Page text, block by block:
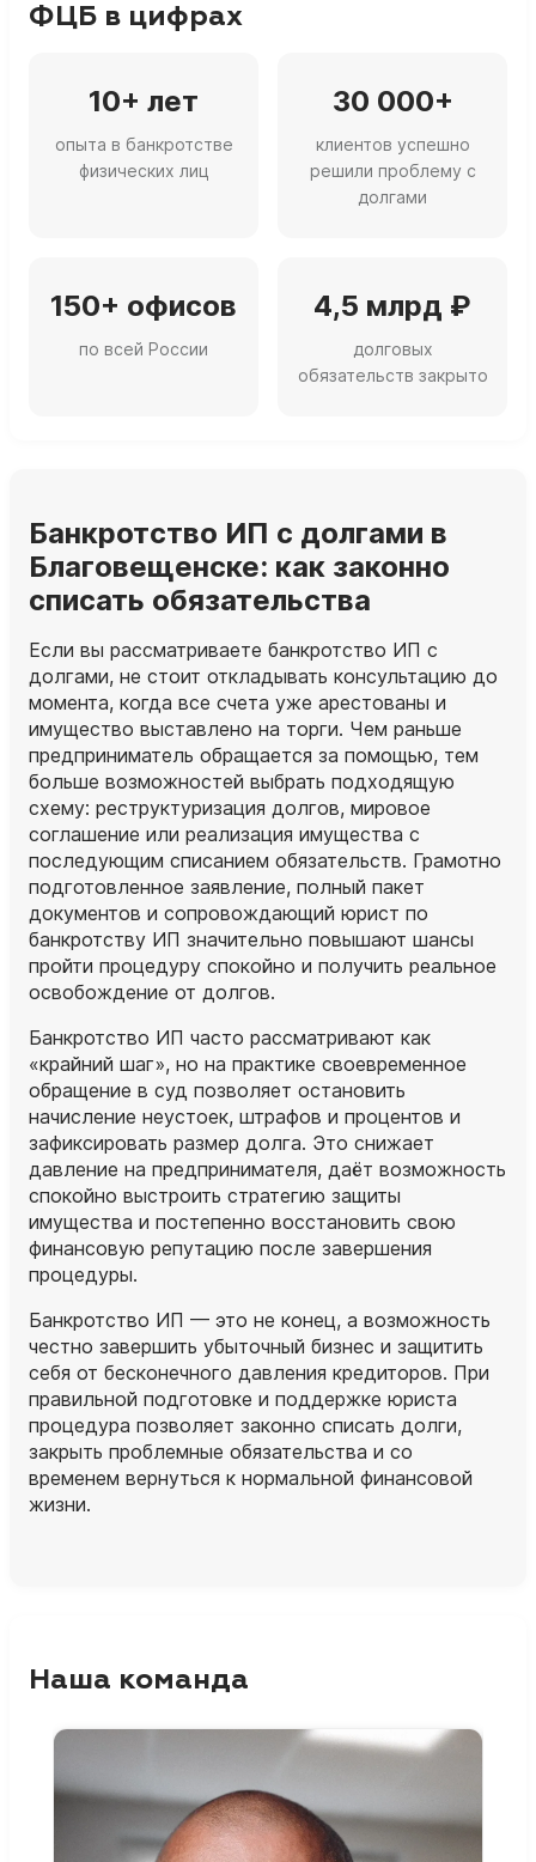
ФЦБ в цифрах
10+ лет
опыта в банкротстве
физических лиц
30 000+
клиентов успешно
решили проблему с
долгами
150+ офисов
по всей России
4,5 млрд ₽
долговых
обязательств закрыто
Банкротство ИП с долгами в
Благовещенске: как законно
списать обязательства
Если вы рассматриваете банкротство ИП с
долгами, не стоит откладывать консультацию до
момента, когда все счета уже арестованы и
имущество выставлено на торги. Чем раньше
предприниматель обращается за помощью, тем
больше возможностей выбрать подходящую
схему: реструктуризация долгов, мировое
соглашение или реализация имущества с
последующим списанием обязательств. Грамотно
подготовленное заявление, полный пакет
документов и сопровождающий юрист по
банкротству ИП значительно повышают шансы
пройти процедуру спокойно и получить реальное
освобождение от долгов.
Банкротство ИП часто рассматривают как
«крайний шаг», но на практике своевременное
обращение в суд позволяет остановить
начисление неустоек, штрафов и процентов и
зафиксировать размер долга. Это снижает
давление на предпринимателя, даёт возможность
спокойно выстроить стратегию защиты
имущества и постепенно восстановить свою
финансовую репутацию после завершения
процедуры.
Банкротство ИП — это не конец, а возможность
честно завершить убыточный бизнес и защитить
себя от бесконечного давления кредиторов. При
правильной подготовке и поддержке юриста
процедура позволяет законно списать долги,
закрыть проблемные обязательства и со
временем вернуться к нормальной финансовой
жизни.
Наша команда